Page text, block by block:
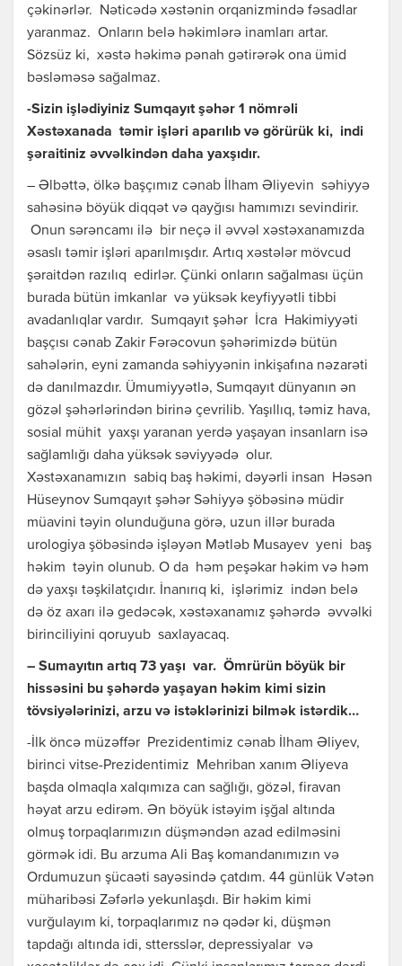
çəkinərlər. Nəticədə xəstənin orqanizmində fəsadlar
yaranmaz. Onların belə həkimlərə inamları artar.
Sözsüz ki, xəstə həkimə pənah gətirərək ona ümid
bəsləməsə sağalmaz.
-Sizin işlədiyiniz Sumqayıt şəhər 1 nömrəli
Xəstəxanada təmir işləri aparılıb və görürük ki, indi
şəraitiniz əvvəlkindən daha yaxşıdır.
– Əlbəttə, ölkə başçımız cənab İlham Əliyevin səhiyyə
sahəsinə böyük diqqət və qayğısı hamımızı sevindirir.
Onun sərəncamı ilə bir neçə il əvvəl xəstəxanamızda
əsaslı təmir işləri aparılmışdır. Artıq xəstələr mövcud
şəraitdən razılıq edirlər. Çünki onların sağalması üçün
burada bütün imkanlar və yüksək keyfiyyətli tibbi
avadanlıqlar vardır. Sumqayıt şəhər İcra Hakimiyyəti
başçısı cənab Zakir Fərəcovun şəhərimizdə bütün
sahələrin, eyni zamanda səhiyyənin inkişafına nəzarəti
də danılmazdır. Ümumiyyətlə, Sumqayıt dünyanın ən
gözəl şəhərlərindən birinə çevrilib. Yaşıllıq, təmiz hava,
sosial mühit yaxşı yaranan yerdə yaşayan insanlarn isə
sağlamlığı daha yüksək səviyyədə olur.
Xəstəxanamızın sabiq baş həkimi, dəyərli insan Həsən
Hüseynov Sumqayıt şəhər Səhiyyə şöbəsinə müdir
müavini təyin olunduğuna görə, uzun illər burada
urologiya şöbəsində işləyən Mətləb Musayev yeni baş
həkim təyin olunub. O da həm peşəkar həkim və həm
də yaxşı təşkilatçıdır. İnanırıq ki, işlərimiz indən belə
də öz axarı ilə gedəcək, xəstəxanamız şəhərdə əvvəlki
birinciliyini qoruyub saxlayacaq.
– Sumayıtın artıq 73 yaşı var. Ömrürün böyük bir
hissəsini bu şəhərdə yaşayan həkim kimi sizin
tövsiyələrinizi, arzu və istəklərinizi bilmək istərdik…
-İlk öncə müzəffər Prezidentimiz cənab İlham Əliyev,
birinci vitse-Prezidentimiz Mehriban xanım Əliyeva
başda olmaqla xalqımıza can sağlığı, gözəl, firavan
həyat arzu edirəm. Ən böyük istəyim işğal altında
olmuş torpaqlarımızın düşməndən azad edilməsini
görmək idi. Bu arzuma Ali Baş komandanımızın və
Ordumuzun şücaəti sayəsində çatdım. 44 günlük Vətən
müharibəsi Zəfərlə yekunlaşdı. Bir həkim kimi
vurğulayım ki, torpaqlarımız nə qədər ki, düşmən
tapdağı altında idi, sttersslər, depressiyalar və